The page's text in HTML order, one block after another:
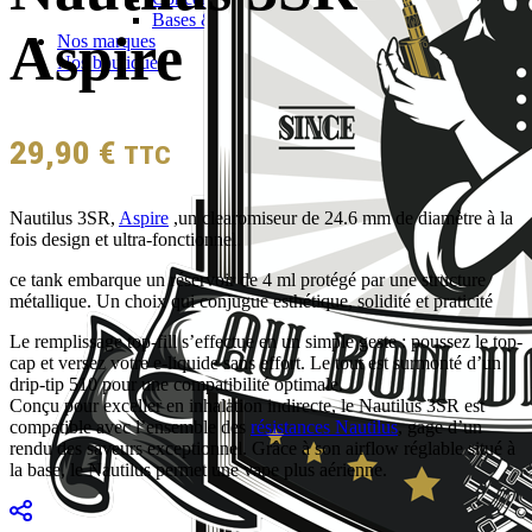
Bases & boosters
Nos marques
Nos boutiques
Aspire
29,90 € TTC
Nautilus 3SR, Aspire ,un clearomiseur de 24.6 mm de diamètre à la
fois design et ultra-fonctionnel.
ce tank embarque un réservoir de 4 ml protégé par une structure
métallique. Un choix qui conjugue esthétique, solidité et praticité
Le remplissage top-fill s’effectue en un simple geste : poussez le top-
cap et versez votre e-liquide sans effort. Le tout est surmonté d’un
drip-tip 510 pour une compatibilité optimale.
Conçu pour exceller en inhalation indirecte, le Nautilus 3SR est
compatible avec l’ensemble des résistances Nautilus, gage d’un
rendu des saveurs exceptionnel. Grâce à son airflow réglable situé à
la base, le Nautilus permet une vape plus aérienne.